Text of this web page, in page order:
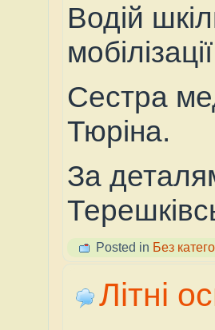
Водій
Сестра
Тюріна.
За
Posted in Без
Літні